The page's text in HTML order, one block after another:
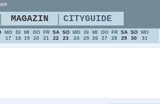
| MAGAZIN | CITYGUIDE
MO
17
DI
18
MI
19
DO
20
FR
21
SA
22
SO
23
MO
24
DI
25
MI
26
DO
27
FR
28
SA
29
SO
30
MO
31